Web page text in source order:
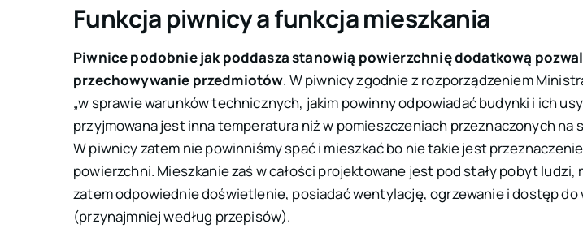
Funkcja piwnicy a funkcja mieszkania
Piwnice podobnie jak poddasza stanowią powierzchnię dodatkową
przechowywanie przedmiotów. W piwnicy zgodnie zrozporządzeniem
„w sprawie warunków technicznych, jakim powinny odpowiadać budynki i ich
przyjmowana jest inna temperatura niż w pomieszczeniach przeznaczonych na
W piwnicy zatem nie powinniśmy spać i mieszkać bo nie takie jest
powierzchni. Mieszkanie zaś w całości projektowane jest pod stały pobyt ludzi,
zatem odpowiednie doświetlenie, posiadać wentylację, ogrzewanie i dostęp do
(przynajmniej według przepisów).